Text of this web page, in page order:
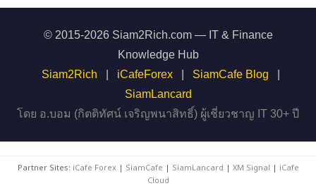
© 2015-2026 Siam2Rich.com — IT & Finance
Knowledge Hub
Siam2Rich
iCafeForex SiamCafe Blog
SiamLancard
โดย อ.บอม (กิตติทัศน์ เจริญพนาสิทธิ์) ผู้เชี่ยวชาญ IT 30+ ปี
Partner Sites: iCafe Forex| SiamCafe | SiamLancard | XM Signal | iCafe
Cloud